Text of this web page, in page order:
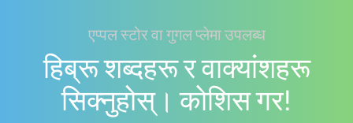
एप्पल स्टोर वा गुगल प्लेमा उपलब्ध
हिब्रू शब्दहरू र वाक्यांशहरू
सिक्नुहोस्। काेशिस गर!